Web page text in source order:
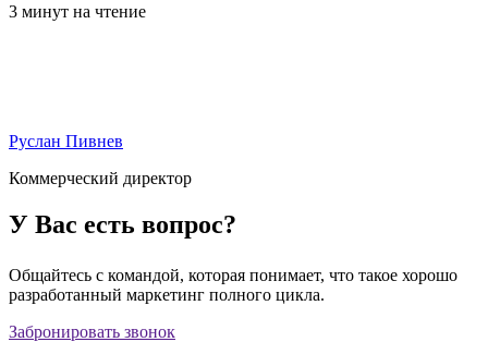
3 минут на чтение
Руслан Пивнев
Коммерческий директор
У Вас есть вопрос?
Общайтесь с командой, которая понимает, что такое хорошо
разработанный маркетинг полного цикла.
Забронировать звонок